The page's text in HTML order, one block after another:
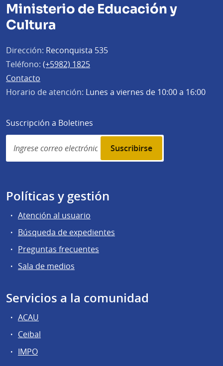
Ministerio de Educación y
Cultura
Dirección: Reconquista 535
Teléfono: (+5982) 1825
Contacto
Horario de atención: Lunes a viernes de 10:00 a 16:00
Suscripción a Boletines
Simplenews
subscription
Políticas y gestión
Atención al usuario
Búsqueda de expedientes
Preguntas frecuentes
Sala de medios
Servicios a la comunidad
ACAU
Ceibal
IMPO